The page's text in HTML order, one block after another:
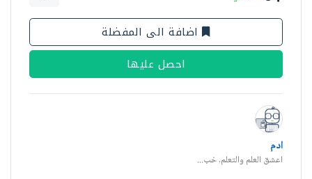
اضافة الى المفضلة
احصل عليها
ادم
اعشق العلم والتعلم, خب...